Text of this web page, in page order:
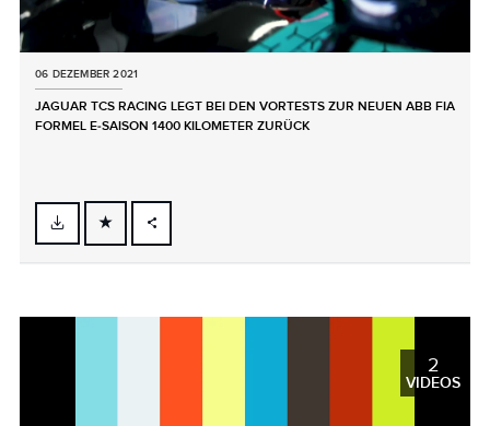
06 DEZEMBER 2021
JAGUAR TCS RACING LEGT BEI DEN VORTESTS ZUR NEUEN ABB FIA
FORMEL E‑SAISON 1400 KILOMETER ZURÜCK
FACEBOOK
LINKEDIN
2
VIDEOS